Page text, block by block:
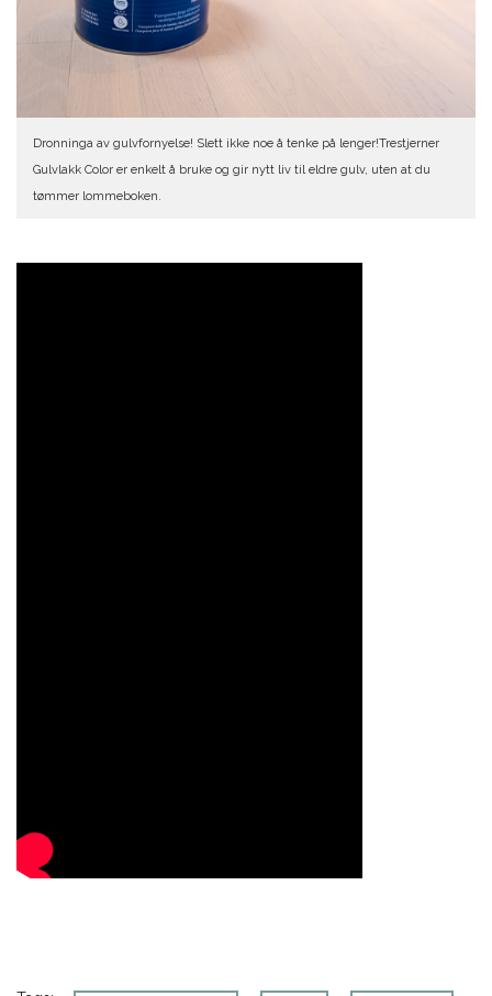
Dronninga av gulvfornyelse! Slett ikke noe å tenke på lenger!Trestjerner
Gulvlakk Color er enkelt å bruke og gir nytt liv til eldre gulv, uten at du
tømmer lommeboken.